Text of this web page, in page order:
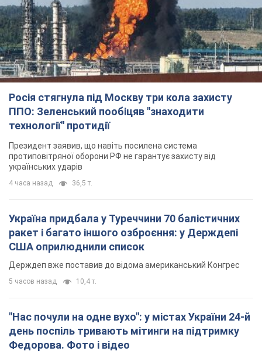
Росія стягнула під Москву три кола захисту
ППО: Зеленський пообіцяв "знаходити
технології" протидії
Президент заявив, що навіть посилена система
протиповітряної оборони РФ не гарантує захисту від
українських ударів
4 часа назад 36,5 т.
Україна придбала у Туреччини 70 балістичних
ракет і багато іншого озброєння: у Держдепі
США оприлюднили список
Держдеп вже поставив до відома американський Конгрес
5 часов назад 10,4 т.
"Нас почули на одне вухо": у містах України 24-й
день поспіль тривають мітинги на підтримку
Федорова. Фото і відео